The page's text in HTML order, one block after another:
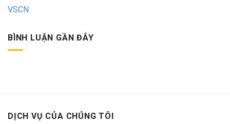
VSCN
BÌNH LUẬN GẦN ĐÂY
DỊCH VỤ CỦA CHÚNG TÔI